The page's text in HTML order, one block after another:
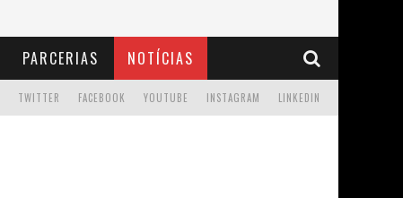
PARCERIAS NOTÍCIAS
LINKEDIN
INSTAGRAM
YOUTUBE
FACEBOOK
TWITTER